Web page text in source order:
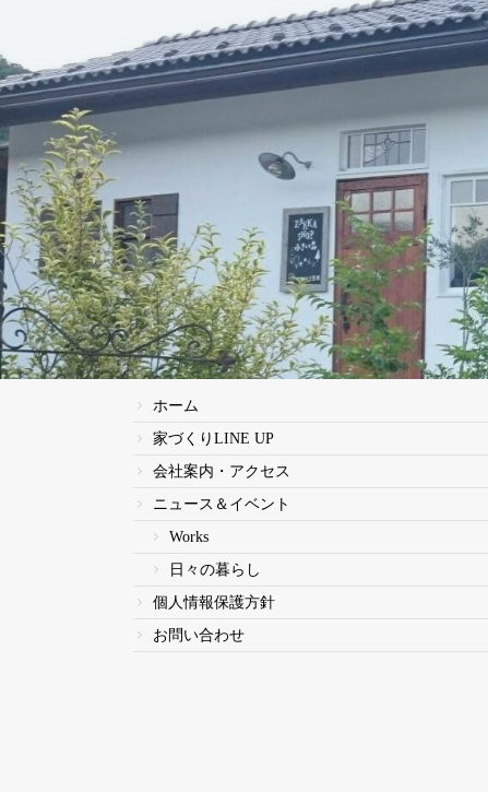
ホーム
家づくりLINE UP
会社案内・アクセス
ニュース＆イベント
Works
日々の暮らし
個人情報保護方針
お問い合わせ